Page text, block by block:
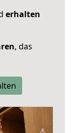
erhalten
, das